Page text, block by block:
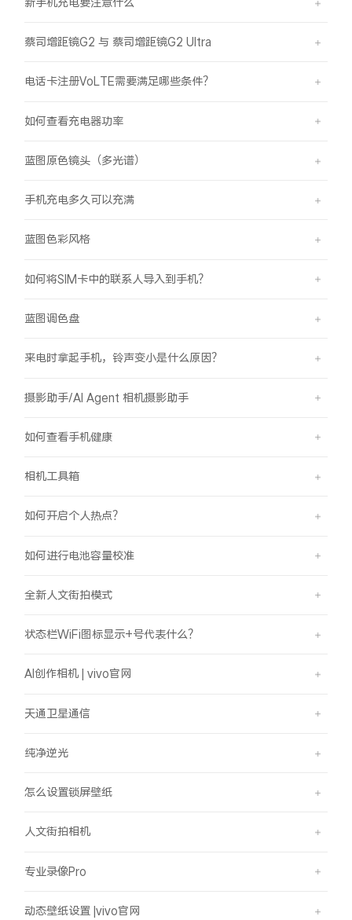
蔡司增距镜G2 与 蔡司增距镜G2 Ultra
电话卡注册VoLTE需要满足哪些条件？
如何查看充电器功率
蓝图原色镜头（多光谱）
手机充电多久可以充满
蓝图色彩风格
如何将SIM卡中的联系人导入到手机？
蓝图调色盘
来电时拿起手机，铃声变小是什么原因？
摄影助手/AI Agent 相机摄影助手
如何查看手机健康
相机工具箱
如何开启个人热点？
如何进行电池容量校准
全新人文街拍模式
状态栏WiFi图标显示+号代表什么？
AI创作相机 | vivo官网
天通卫星通信
纯净逆光
怎么设置锁屏壁纸
人文街拍相机
专业录像Pro
动态壁纸设置 |vivo官网